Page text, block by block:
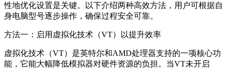
性地优化设置是关键。以下介绍两种高效方法，用户可根据自
身电脑型号逐步操作，确保过程安全可靠。
方法一：启用虚拟化技术（VT）以提升效率
虚拟化技术（VT）是英特尔和AMD处理器支持的一项核心功
能，它能大幅降低模拟器对硬件资源的负担。当VT未开启